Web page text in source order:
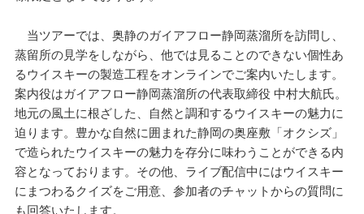
当ツアーでは、奥静のガイアフロー静岡蒸溜所を訪問し、
蒸留所の見学をしながら、他では見ることのできない個性あ
るウイスキーの製造工程をオンラインでご案内いたします。
案内役はガイアフロー静岡蒸溜所の代表取締役 中村大航氏。
地元の風土に根ざした、自然と調和するウイスキーの魅力に
迫ります。豊かな自然に囲まれた静岡の奥座敷「オクシズ」
で造られたウイスキーの魅力を存分に味わうことができる内
容となっております。その他、ライブ配信中にはウイスキー
にまつわるクイズをご用意、参加者のチャットからの質問に
も回答いたします。